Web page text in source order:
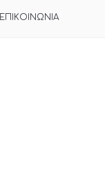
ΕΠΙΚΟΙΝΩΝΙΑ